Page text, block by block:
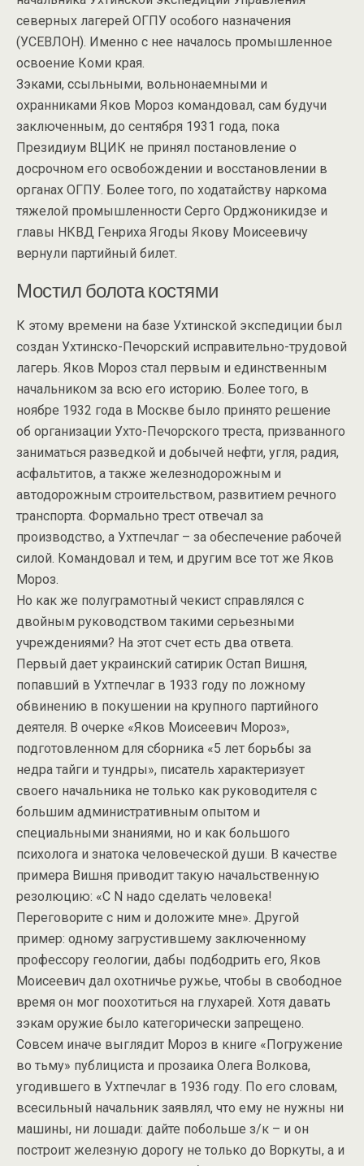
северных лагерей ОГПУ особого назначения
(УСЕВЛОН). Именно с нее началось промышленное
освоение Коми края.
Зэками, ссыльными, вольнонаемными и
охранниками Яков Мороз командовал, сам будучи
заключенным, до сентября 1931 года, пока
Президиум ВЦИК не принял постановление о
досрочном его освобождении и восстановлении в
органах ОГПУ. Более того, по ходатайству наркома
тяжелой промышленности Серго Орджоникидзе и
главы НКВД Генриха Ягоды Якову Моисеевичу
вернули партийный билет.
Мостил болота костями
К этому времени на базе Ухтинской экспедиции был
создан Ухтинско-Печорский исправительно-трудовой
лагерь. Яков Мороз стал первым и единственным
начальником за всю его историю. Более того, в
ноябре 1932 года в Москве было принято решение
об организации Ухто-Печорского треста, призванного
заниматься разведкой и добычей нефти, угля, радия,
асфальтитов, а также железнодорожным и
автодорожным строительством, развитием речного
транспорта. Формально трест отвечал за
производство, а Ухтпечлаг – за обеспечение рабочей
силой. Командовал и тем, и другим все тот же Яков
Мороз.
Но как же полуграмотный чекист справлялся с
двойным руководством такими серьезными
учреждениями? На этот счет есть два ответа.
Первый дает украинский сатирик Остап Вишня,
попавший в Ухтпечлаг в 1933 году по ложному
обвинению в покушении на крупного партийного
деятеля. В очерке «Яков Моисеевич Мороз»,
подготовленном для сборника «5 лет борьбы за
недра тайги и тундры», писатель характеризует
своего начальника не только как руководителя с
большим административным опытом и
специальными знаниями, но и как большого
психолога и знатока человеческой души. В качестве
примера Вишня приводит такую начальственную
резолюцию: «С N надо сделать человека!
Переговорите с ним и доложите мне». Другой
пример: одному загрустившему заключенному
профессору геологии, дабы подбодрить его, Яков
Моисеевич дал охотничье ружье, чтобы в свободное
время он мог поохотиться на глухарей. Хотя давать
зэкам оружие было категорически запрещено.
Совсем иначе выглядит Мороз в книге «Погружение
во тьму» публициста и прозаика Олега Волкова,
угодившего в Ухтпечлаг в 1936 году. По его словам,
всесильный начальник заявлял, что ему не нужны ни
машины, ни лошади: дайте побольше з/к – и он
построит железную дорогу не только до Воркуты, а и